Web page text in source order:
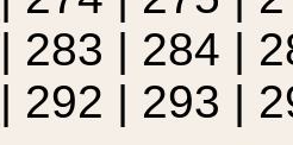
| 283 | 284 |
| 292 | 293 |